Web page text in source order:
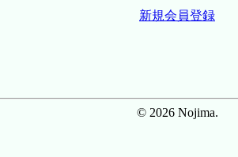
新規会員登録
© 2026 Nojima.